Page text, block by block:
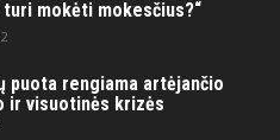
turi mokėti mokesčius?“
puota rengiama artėjančio
ir visuotinės krizės